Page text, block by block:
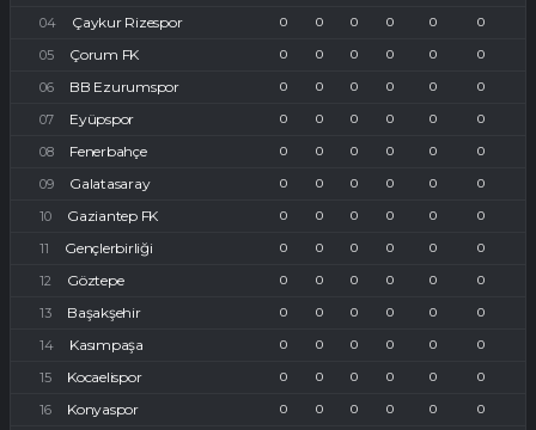
Çaykur Rizespor 0 0 0 0 0 0
Çorum FK 0 0 0 0 0 0
BB Ezurumspor 0 0 0 0 0 0
Eyüpspor 0 0 0 0 0 0
Fenerbahçe 0 0 0 0 0 0
Galatasaray 0 0 0 0 0 0
Gaziantep FK 0 0 0 0 0 0
Gençlerbirliği 0 0 0 0 0 0
Göztepe 0 0 0 0 0 0
Başakşehir 0 0 0 0 0 0
Kasımpaşa 0 0 0 0 0 0
Kocaelispor 0 0 0 0 0 0
Konyaspor 0 0 0 0 0 0